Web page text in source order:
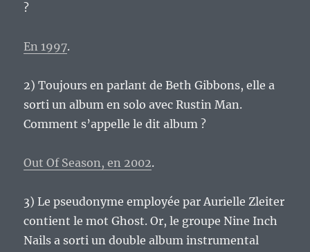
?
En 1997.
2) Toujours en parlant de Beth Gibbons, elle a
sorti un album en solo avec Rustin Man.
Comment s’appelle le dit album ?
Out Of Season, en 2002.
3) Le pseudonyme employée par Aurielle Zleiter
contient le mot Ghost. Or, le groupe Nine Inch
Nails a sorti un double album instrumental